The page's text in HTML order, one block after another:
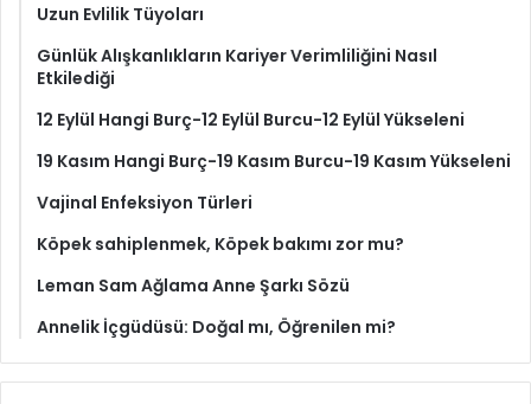
Uzun Evlilik Tüyoları
Günlük Alışkanlıkların Kariyer Verimliliğini Nasıl
Etkilediği
12 Eylül Hangi Burç-12 Eylül Burcu-12 Eylül Yükseleni
19 Kasım Hangi Burç-19 Kasım Burcu-19 Kasım Yükseleni
Vajinal Enfeksiyon Türleri
Köpek sahiplenmek, Köpek bakımı zor mu?
Leman Sam Ağlama Anne Şarkı Sözü
Annelik İçgüdüsü: Doğal mı, Öğrenilen mi?